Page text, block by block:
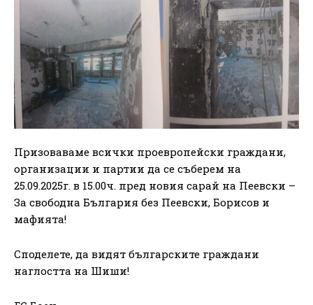
Призоваваме всички проевропейски граждани,
организации и партии да се съберем на
25.09.2025г. в 15.00ч. пред новия сарай на Пеевски –
За свободна България без Пеевски, Борисов и
мафията!
Споделете, да видят българските граждани
наглостта на Шиши!